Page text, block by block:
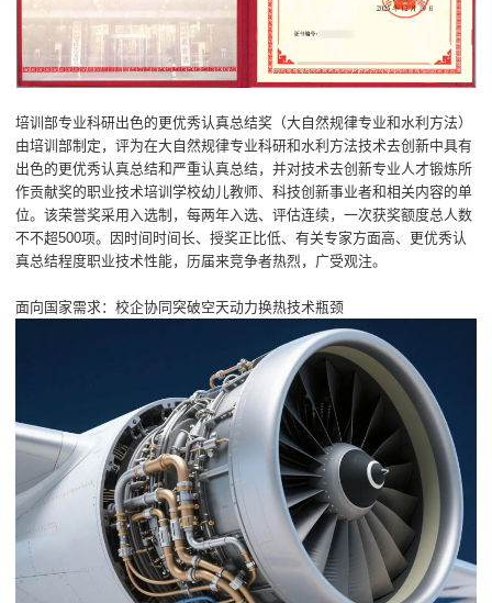
培训部专业科研出色的更优秀认真总结奖（大自然规律专业和水利方法）
由培训部制定，评为在大自然规律专业科研和水利方法技术去创新中具有
出色的更优秀认真总结和严重认真总结，并对技术去创新专业人才锻炼所
作贡献奖的职业技术培训学校幼儿教师、科技创新事业者和相关内容的单
位。该荣誉奖采用入选制，每两年入选、评估连续，一次获奖额度总人数
不不超500项。因时间时间长、授奖正比低、有关专家方面高、更优秀认
真总结程度职业技术性能，历届来竞争者热烈，广受观注。
面向国家需求：校企协同突破空天动力换热技术瓶颈